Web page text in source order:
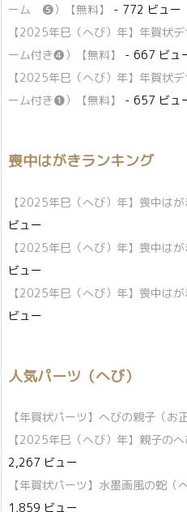
ーム ❺）【無料】
- 772 ビュー
【2025年巳（へび）年】年賀状
ーム付き❹）【無料】
- 667 ビュ
【2025年巳（へび）年】年賀状
ーム付き❶）【無料】
- 657 ビュ
喪中はがきランキング
【2025年巳（へび）年】喪中は
ビュー
【2025年巳（へび）年】喪中は
ビュー
【2025年巳（へび）年】喪中は
ビュー
人気パーツ（へび）
【年賀状パーツ】へびの親子（お
【2025年巳（へび）年】親子の
2,267 ビュー
【年賀状パーツ】水墨画風の蛇（
1,859 ビュー